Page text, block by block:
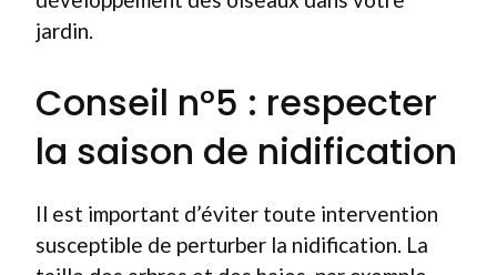
jardin.
Conseil n°5 : respecter
la saison de nidification
Il est important d’éviter toute intervention
susceptible de perturber la nidification. La